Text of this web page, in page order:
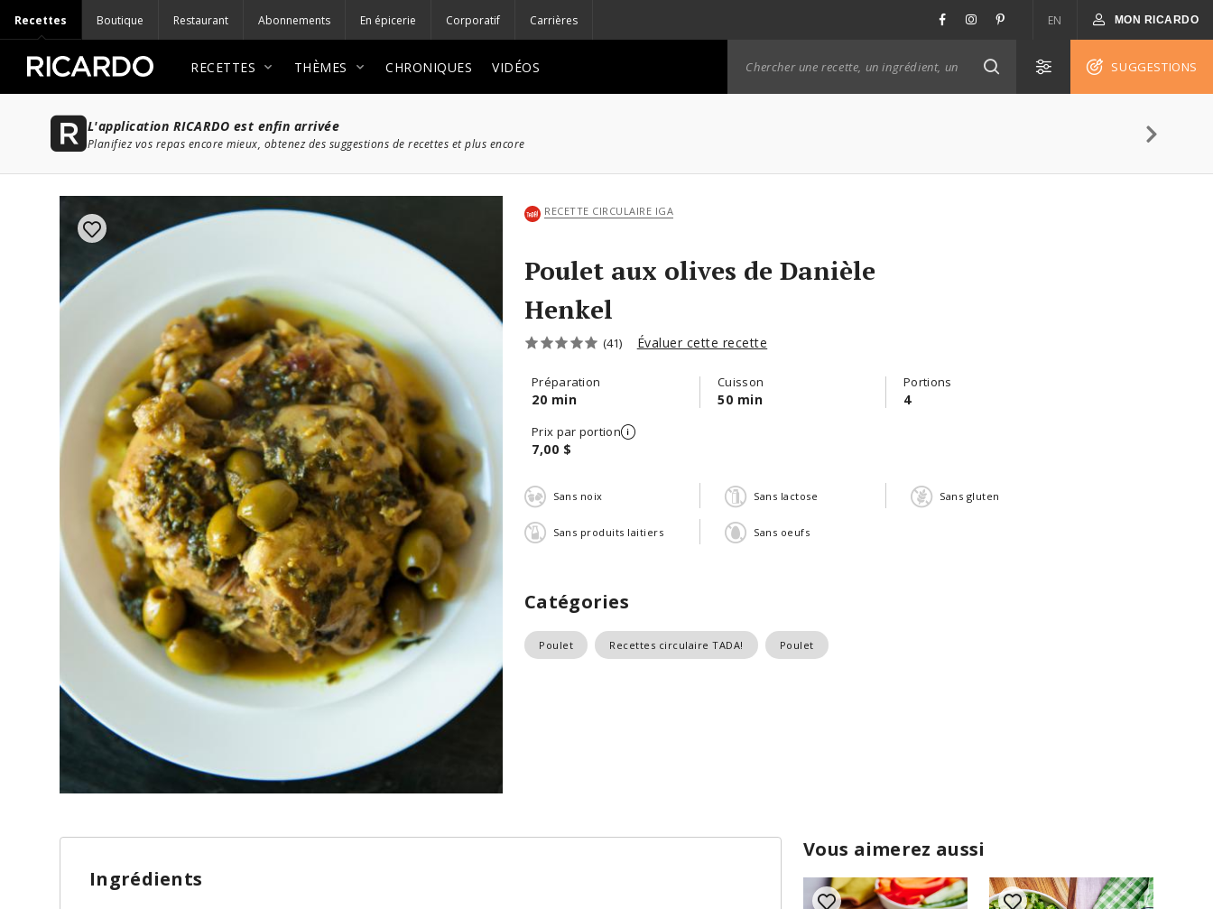
Recettes Boutique Restaurant Abonnements En épicerie Corporatif Carrières EN MON RICARDO
RECETTES THÈMES CHRONIQUES VIDÉOS SUGGESTIONS
L'application RICARDO est enfin arrivée
Planifiez vos repas encore mieux, obtenez des suggestions de recettes et plus encore
RECETTE CIRCULAIRE IGA
Poulet aux olives de Danièle
Henkel
(41) Évaluer cette recette
Préparation
20 min
Cuisson
50 min
Portions
4
Prix par portion
7,00 $
Sans noix Sans lactose Sans gluten
Sans produits laitiers Sans oeufs
Catégories
Poulet Recettes circulaire TADA! Poulet
Vous aimerez aussi
Ingrédients